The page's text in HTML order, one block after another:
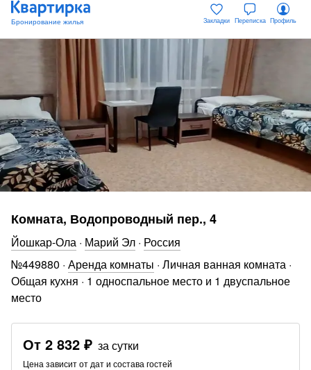
Закладки Переписка Профиль
Комната, Водопроводный пер., 4
Йошкар-Ола · Марий Эл · Россия
№449880 · Аренда комнаты · Личная ванная комната ·
Общая кухня · 1 односпальное место и 1 двуспальное
место
От 2 832 ₽ за сутки
Цена зависит от дат и состава гостей